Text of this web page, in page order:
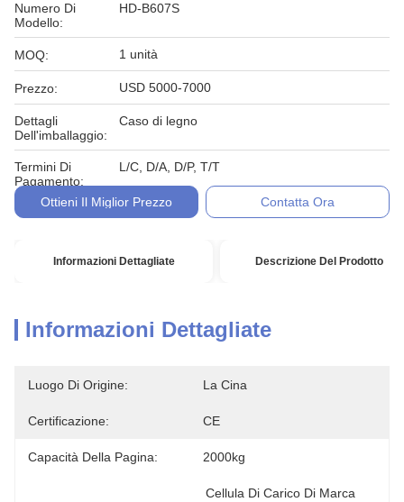
Numero Di
Modello:
HD-B607S
MOQ: 1 unità
Prezzo: USD 5000-7000
Dettagli
Dell'imballaggio:
Caso di legno
Termini Di
Pagamento:
L/C, D/A, D/P, T/T
Ottieni Il Miglior Prezzo Contatta Ora
Informazioni Dettagliate Descrizione Del Prodotto
Informazioni Dettagliate
Luogo Di Origine: La Cina
Certificazione: CE
Capacità Della Pagina: 2000kg
Cellula Di Carico Di Marca